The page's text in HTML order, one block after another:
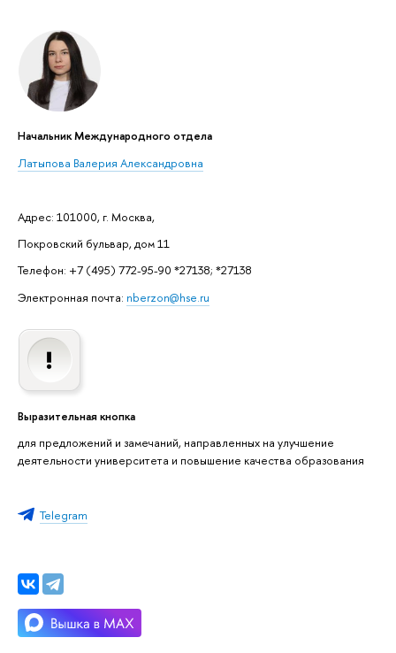
Начальник Международного отдела
Латыпова Валерия Александровна
Адрес: 101000, г. Москва,
Покровский бульвар, дом 11
Телефон: +7 (495) 772-95-90 *27138; *27138
Электронная почта: nberzon@hse.ru
Выразительная кнопка
для предложений и замечаний, направленных на улучшение
деятельности университета и повышение качества образования
Telegram